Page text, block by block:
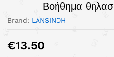
Βοήθημα
Brand: LANSINOH
€13.50